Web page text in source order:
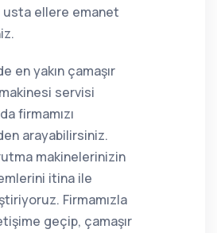
usta ellere emanet
en yakın çamaşır
servisi
firmamızı
arayabilirsiniz.
makinelerinizin
itina ile
Firmamızla
geçip, çamaşır